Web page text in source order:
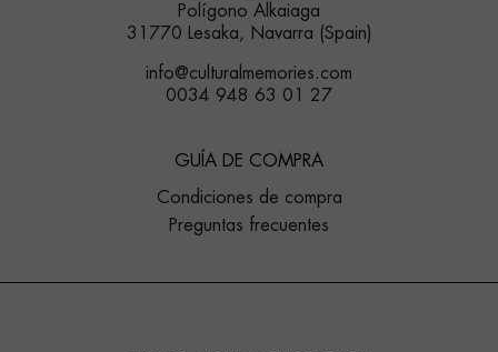
Polígono Alkaiaga
31770 Lesaka, Navarra (Spain)
info@culturalmemories.com
0034 948 63 01 27
GUÍA DE COMPRA
Condiciones de compra
Preguntas frecuentes